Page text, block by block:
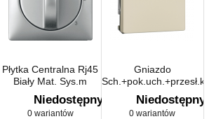
Płytka Centralna Rj45
Biały Mat. Sys.m
Niedostępny
0 wariantów
Gniazdo
Niedostępny
0 wariantów